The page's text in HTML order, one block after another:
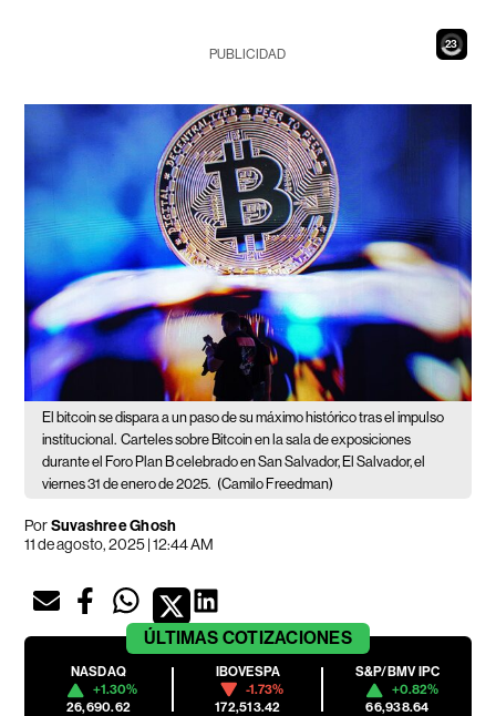
21
PUBLICIDAD
El bitcoin se dispara a un paso de su máximo histórico tras el impulso
institucional. Carteles sobre Bitcoin en la sala de exposiciones
durante el Foro Plan B celebrado en San Salvador, El Salvador, el
viernes 31 de enero de 2025. (Camilo Freedman)
PorSuvashree Ghosh
11 de agosto, 2025 | 12:44 AM
ÚLTIMAS COTIZACIONES
NASDAQ
+1.30%
26,690.62
IBOVESPA
-1.73%
172,513.42
S&P/BMV IPC
+0.82%
66,938.64